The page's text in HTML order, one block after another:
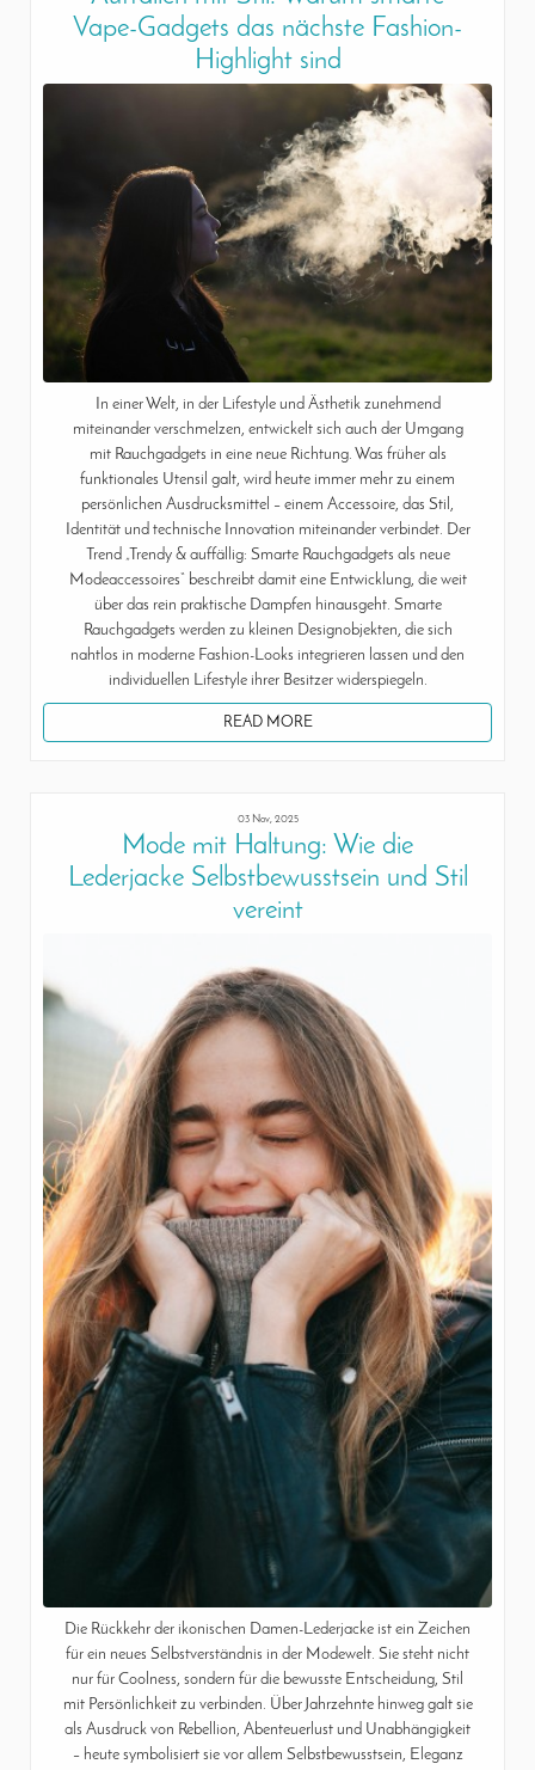
Vape-Gadgets das nächste Fashion-
Highlight sind
In einer Welt, in der Lifestyle und Ästhetik zunehmend
miteinander verschmelzen, entwickelt sich auch der Umgang
mit Rauchgadgets in eine neue Richtung. Was früher als
funktionales Utensil galt, wird heute immer mehr zu einem
persönlichen Ausdrucksmittel – einem Accessoire, das Stil,
Identität und technische Innovation miteinander verbindet. Der
Trend „Trendy & auffällig: Smarte Rauchgadgets als neue
Modeaccessoires“ beschreibt damit eine Entwicklung, die weit
über das rein praktische Dampfen hinausgeht. Smarte
Rauchgadgets werden zu kleinen Designobjekten, die sich
nahtlos in moderne Fashion-Looks integrieren lassen und den
individuellen Lifestyle ihrer Besitzer widerspiegeln.
READ MORE
03 Nov, 2025
Mode mit Haltung: Wie die
Lederjacke Selbstbewusstsein und Stil
vereint
Die Rückkehr der ikonischen Damen-Lederjacke ist ein Zeichen
für ein neues Selbstverständnis in der Modewelt. Sie steht nicht
nur für Coolness, sondern für die bewusste Entscheidung, Stil
mit Persönlichkeit zu verbinden. Über Jahrzehnte hinweg galt sie
als Ausdruck von Rebellion, Abenteuerlust und Unabhängigkeit
– heute symbolisiert sie vor allem Selbstbewusstsein, Eleganz